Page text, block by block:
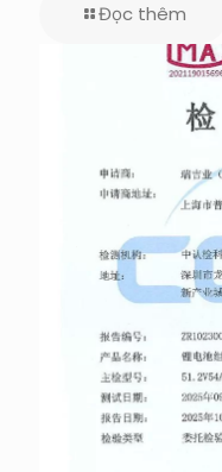
Đọc thêm